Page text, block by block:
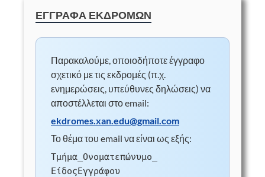
ΕΓΓΡΑΦΑ ΕΚΔΡΟΜΩΝ
Παρακαλούμε, οποιοδήποτε έγγραφο
σχετικό με τις εκδρομές (π.χ.
ενημερώσεις, υπεύθυνες δηλώσεις) να
αποστέλλεται στο email:
ekdromes.xan.edu@gmail.com
Το θέμα του email να είναι ως εξής:
Τμήμα_​Ονοματεπώνυμο_​
ΕίδοςΕγγράφου